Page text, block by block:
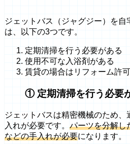
ジェットバス（ジャグジー）を
は、以下の3つです。
定期清掃を行う必要がある
使用不可な入浴剤がある
賃貸の場合はリフォーム許
① 定期清掃を行う必要
ジェットバスは精密機械のため
入れが必要です。 パーツを分解し
などの手入れが必要になります。